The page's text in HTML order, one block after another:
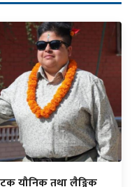
यौनिक तथा लैङ्गिक